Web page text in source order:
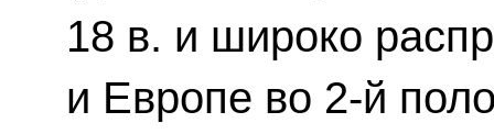
18 в. и широко
и Европе во 2-й